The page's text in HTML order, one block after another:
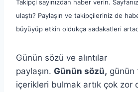
Takipçi sayınızdan haber verin. Sayfanız
ulaştı? Paylaşın ve takipçileriniz de
büyüyüp etkin oldukça sadakatleri
Günün sözü ve alıntılar
paylaşın. Günün sözü, günün
içerikleri bulmak artık çok zor